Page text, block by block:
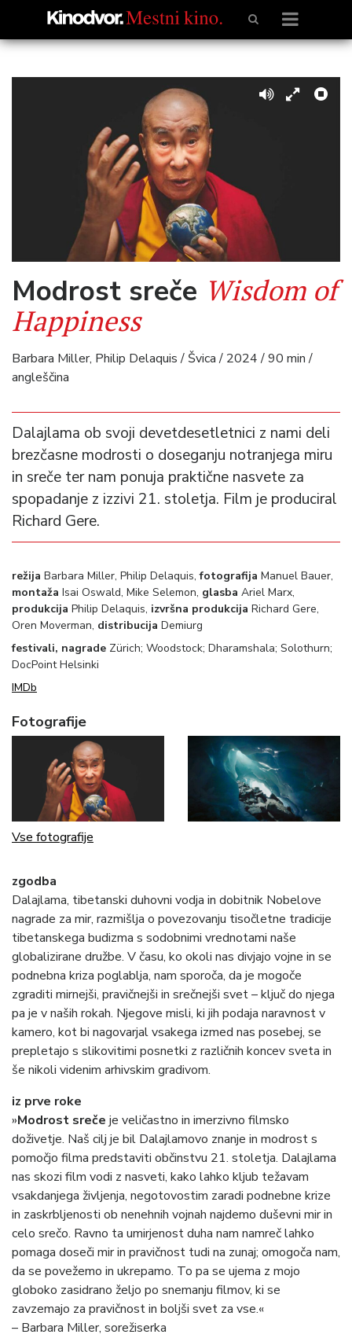
Modrost sreče Wisdom of
Happiness
Barbara Miller, Philip Delaquis / Švica / 2024 / 90 min /
angleščina
Dalajlama ob svoji devetdesetletnici z nami deli
brezčasne modrosti o doseganju notranjega miru
in sreče ter nam ponuja praktične nasvete za
spopadanje z izzivi 21. stoletja. Film je produciral
Richard Gere.
režija Barbara Miller, Philip Delaquis,fotografija Manuel Bauer,
montaža Isai Oswald, Mike Selemon, glasba Ariel Marx,
produkcija Philip Delaquis, izvršna produkcija Richard Gere,
Oren Moverman, distribucija Demiurg
festivali, nagrade Zürich; Woodstock; Dharamshala; Solothurn;
DocPoint Helsinki
IMDb
Fotografije
Vse fotografije
zgodba
Dalajlama, tibetanski duhovni vodja in dobitnik Nobelove
nagrade za mir, razmišlja o povezovanju tisočletne tradicije
tibetanskega budizma s sodobnimi vrednotami naše
globalizirane družbe. V času, ko okoli nas divjajo vojne in se
podnebna kriza poglablja, nam sporoča, da je mogoče
zgraditi mirnejši, pravičnejši in srečnejši svet – ključ do njega
pa je v naših rokah. Njegove misli, ki jih podaja naravnost v
kamero, kot bi nagovarjal vsakega izmed nas posebej, se
prepletajo s slikovitimi posnetki z različnih koncev sveta in
še nikoli videnim arhivskim gradivom.
iz prve roke
»Modrost sreče je veličastno in imerzivno filmsko
doživetje. Naš cilj je bil Dalajlamovo znanje in modrost s
pomočjo filma predstaviti občinstvu 21. stoletja. Dalajlama
nas skozi film vodi z nasveti, kako lahko kljub težavam
vsakdanjega življenja, negotovostim zaradi podnebne krize
in zaskrbljenosti ob nenehnih vojnah najdemo duševni mir in
celo srečo. Ravno ta umirjenost duha nam namreč lahko
pomaga doseči mir in pravičnost tudi na zunaj; omogoča nam,
da se povežemo in ukrepamo. To pa se ujema z mojo
globoko zasidrano željo po snemanju filmov, ki se
zavzemajo za pravičnost in boljši svet za vse.«
– Barbara Miller, sorežiserka